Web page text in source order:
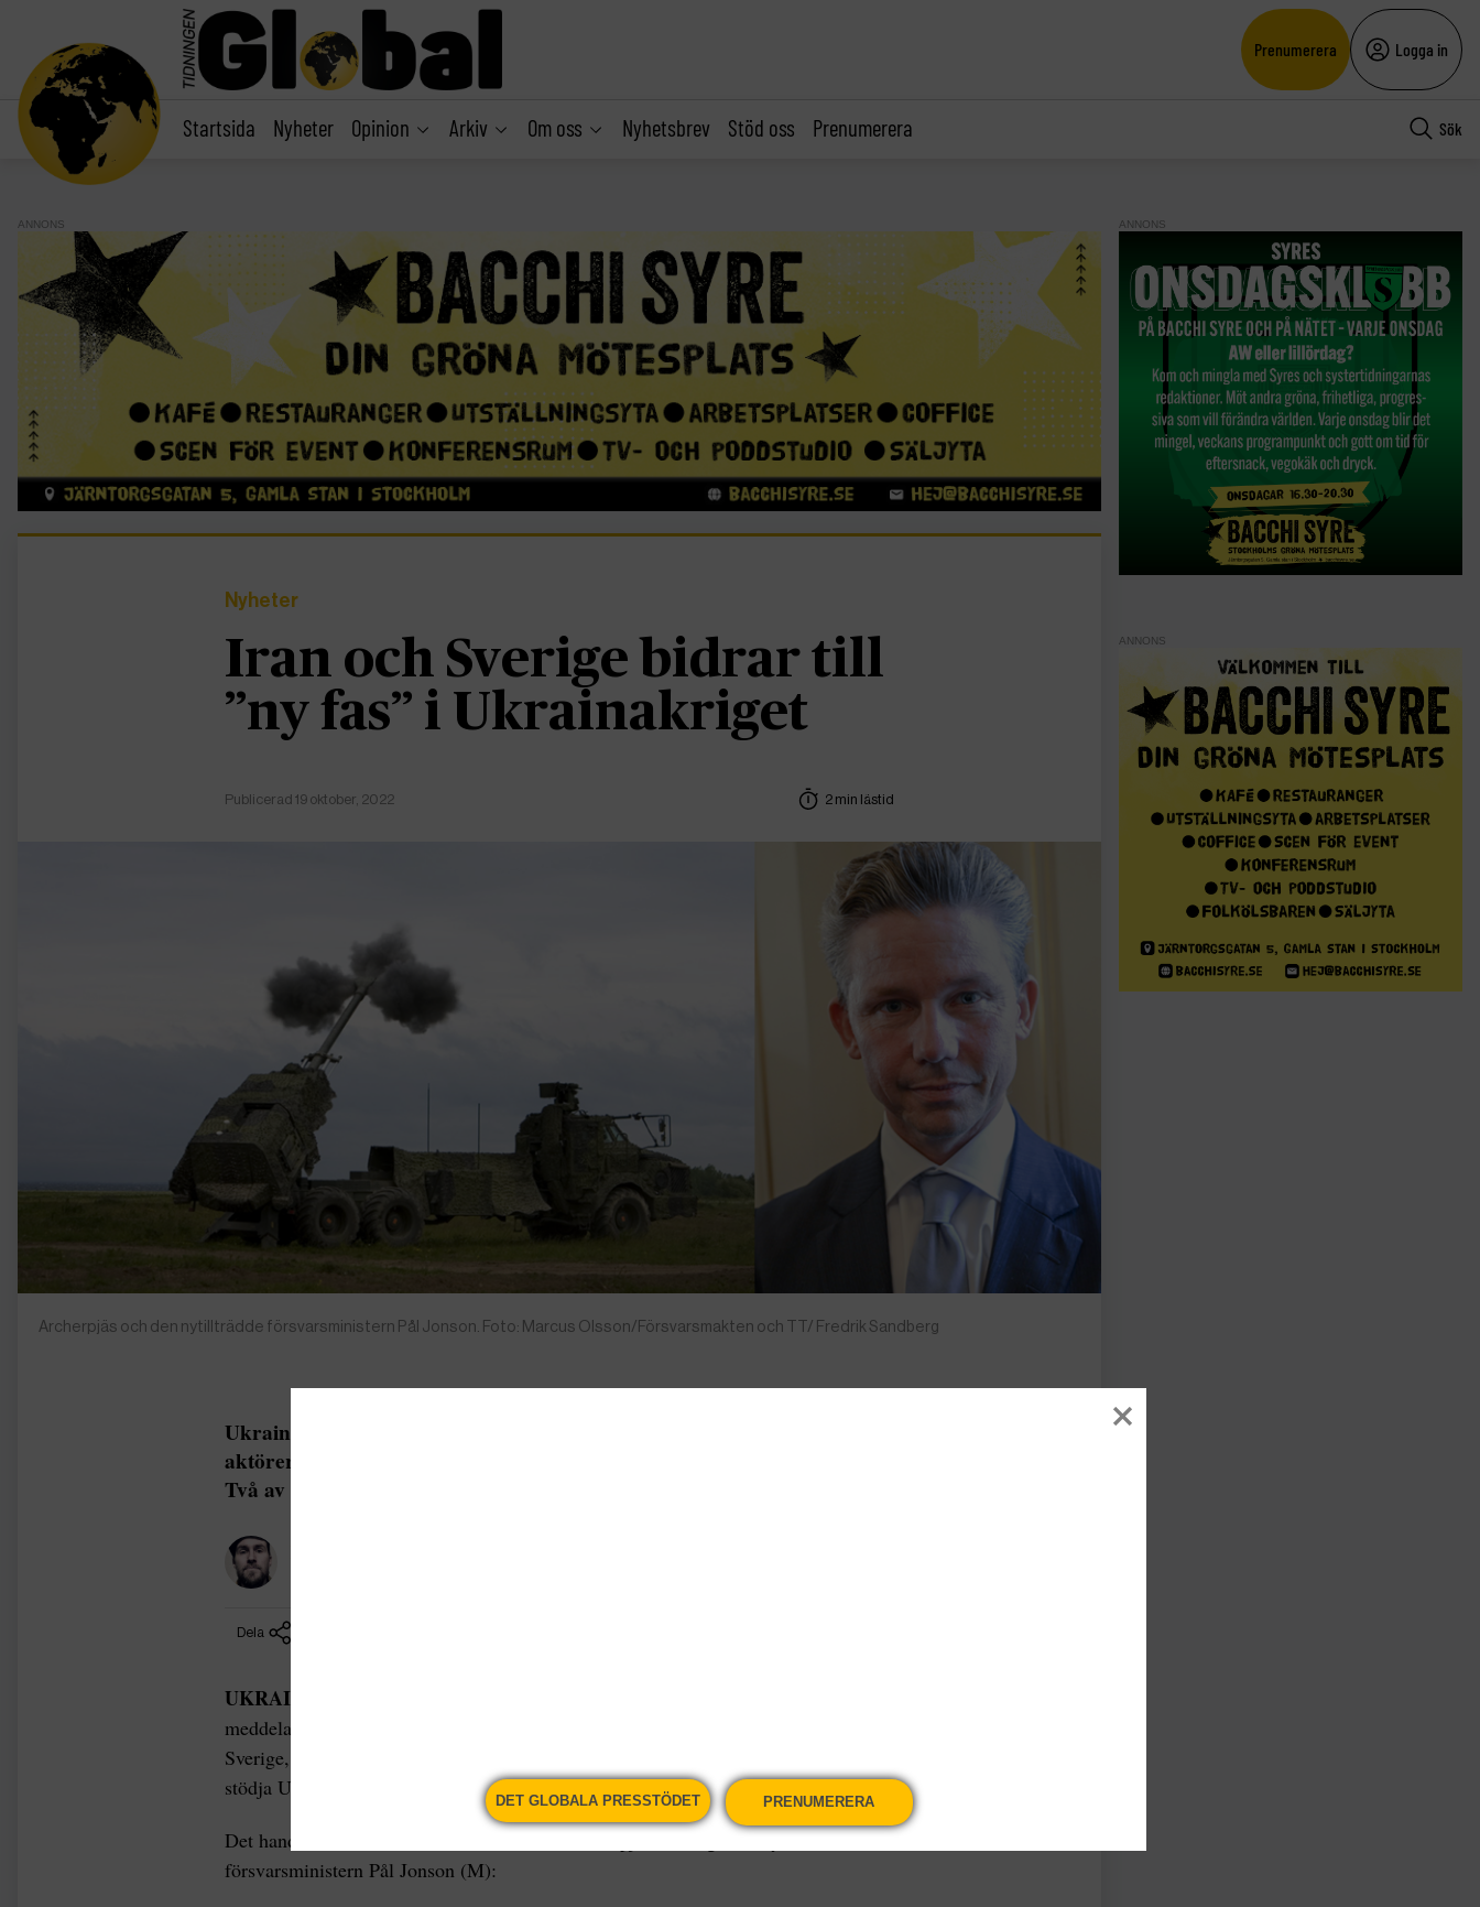
Prenumerera Logga in
Startsida Nyheter Opinion Arkiv Om oss Nyhetsbrev Stöd oss Prenumerera Sök
ANNONS
Nyheter
Iran och Sverige bidrar till
”ny fas” i Ukrainakriget
Publicerad 19 oktober, 2022 2 min lästid
Archerpjäs och den nytillträdde försvarsministern Pål Jonson. Foto: Marcus Olsson/Försvarsmakten och TT/ Fredrik Sandberg
Ukrainakriget riskerar att gå in i en ”ny fas” till följd av att externa
aktörer understödjer konfliktens parter med avancerade vapensystem.
Två av dem är Iran och Sverige.
Dela
UKRAINAKRIGET |
meddelade från riksdagens talarstol med anledning av sitt installationstal att
Sverige, som även fortsätter att söka medlemskap i militäralliansen Nato, anser
stödja Ukraina med mer avancerade vapensystem i kriget mot Ryssland.
Det handlar bland annat om Robot 77 och Archerpjäser, enligt den nytillträdde
försvarsministern Pål Jonson (M):
ANNONS
ANNONS
DET GLOBALA PRESSTÖDET PRENUMERERA